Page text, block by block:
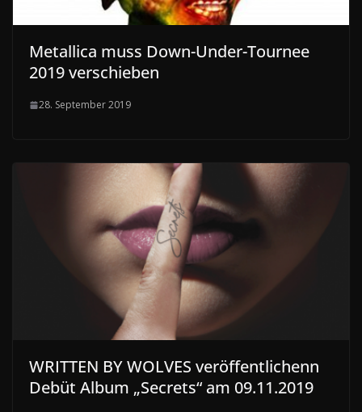
Metallica muss Down-Under-Tournee
2019 verschieben
28. September 2019
WRITTEN BY WOLVES veröffentlichenn
Debüt Album „Secrets“ am 09.11.2019